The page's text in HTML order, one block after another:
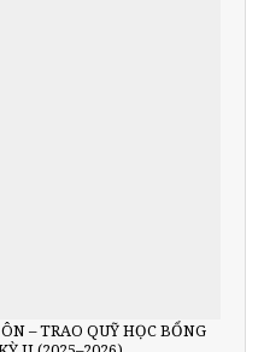
– TRAO QUỸ HỌC BỔNG